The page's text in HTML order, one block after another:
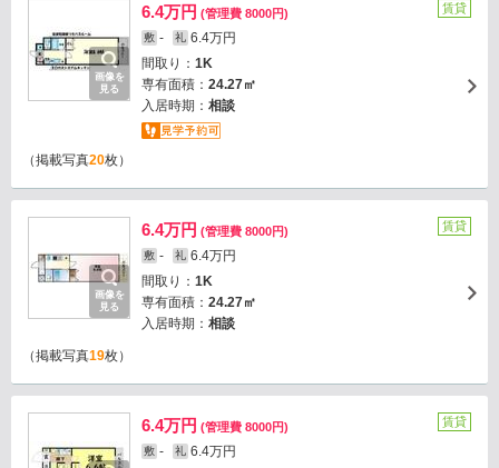
画像を
見る
6.4万円 (管理費 8000円)
敷 - 礼 6.4万円
間取り： 1K
専有面積： 24.27㎡
入居時期： 相談
賃貸
（掲載写真20枚）
画像を
見る
6.4万円 (管理費 8000円)
敷 - 礼 6.4万円
間取り： 1K
専有面積： 24.27㎡
入居時期： 相談
賃貸
（掲載写真19枚）
6.4万円 (管理費 8000円)
敷 - 礼 6.4万円
賃貸